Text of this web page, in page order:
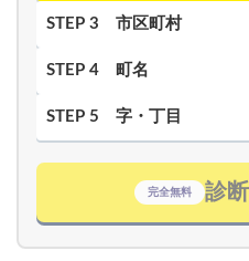
STEP 3 市区町村
STEP 4 町名
STEP 5 字・丁目
完全無料 診